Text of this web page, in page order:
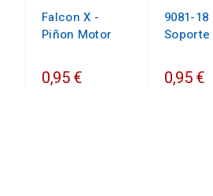
Falcon X -
Piñon Motor
0,95 €
9081-18
0,95 €